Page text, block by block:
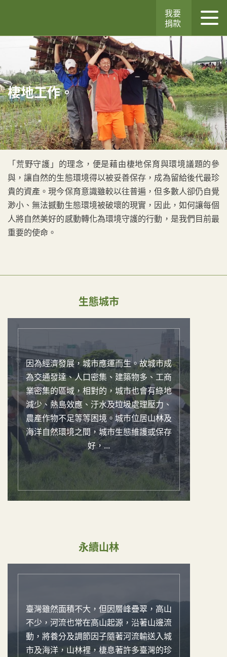
我要
捐款
棲地工作。
「荒野守護」的理念，便是藉由棲地保育與環境議題的參
與，讓自然的生態環境得以被妥善保存，成為留給後代最珍
貴的資產。現今保育意識雖較以往普遍，但多數人卻仍自覺
渺小、無法撼動生態環境被破壞的現實，因此，如何讓每個
人將自然美好的感動轉化為環境守護的行動，是我們目前最
重要的使命。
生態城市
因為經濟發展，城市應運而生。故城市成
為交通發達、人口密集、建築物多、工商
業密集的區域，相對的，城市也會有綠地
減少、熱島效應、汙水及垃圾處理壓力、
農產作物不足等等困境。城市位居山林及
海洋自然環境之間，城市生態維護或保存
好，...
永續山林
臺灣雖然面積不大，但因層峰疊翠，高山
不少，河流也常在高山起源，沿著山邊流
動，將養分及調節因子隨著河流輸送入城
市及海洋，山林裡，棲息著許多臺灣的珍